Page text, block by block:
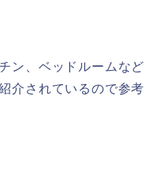
ン、ベッドルームなど
介されているので参考